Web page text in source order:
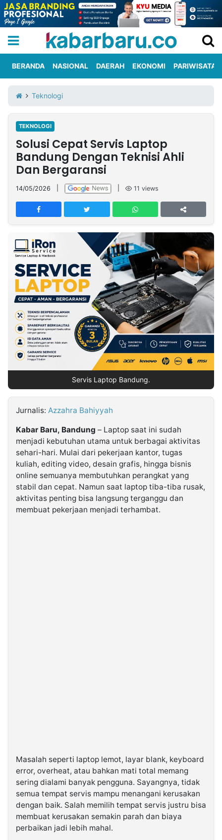
Iklan
Berita
Kami
Nasional
International
Olahraga
Entertainment
Daerah
Pariwisata
Kuliner
Kolom
Network
PT
TREETAN
Partner
Insight
NTB
Suara
Time
Lens
IDN
Daily
Jogja
Jalan
Rakyat
Idealita
News
Kita
Notice
Dinamikapost.com
Radar
Baru
Seedbacklink
Follow
Kabarbaru
Kabarbaru.co
2026
BERANDA NASIONAL DAERAH EKONOMI PARIWISATA
Teknologi
TEKNOLOGI
Solusi Cepat Servis Laptop
Bandung Dengan Teknisi Ahli
Dan Bergaransi
14/05/2026 11 views
Servis Laptop Bandung.
Jurnalis: Azzahra Bahiyyah
Kabar Baru, Bandung – Laptop saat ini sudah
menjadi kebutuhan utama untuk berbagai aktivitas
sehari-hari. Mulai dari pekerjaan kantor, tugas
kuliah, editing video, desain grafis, hingga bisnis
online semuanya membutuhkan perangkat yang
stabil dan cepat. Namun saat laptop tiba-tiba rusak,
aktivitas penting bisa langsung terganggu dan
membuat pekerjaan menjadi terhambat.
Masalah seperti laptop lemot, layar blank, keyboard
error, overheat, atau bahkan mati total memang
sering dialami banyak pengguna. Sayangnya, tidak
semua tempat servis mampu menangani kerusakan
dengan baik. Salah memilih tempat servis justru bisa
membuat kerusakan semakin parah dan biaya
perbaikan jadi lebih mahal.